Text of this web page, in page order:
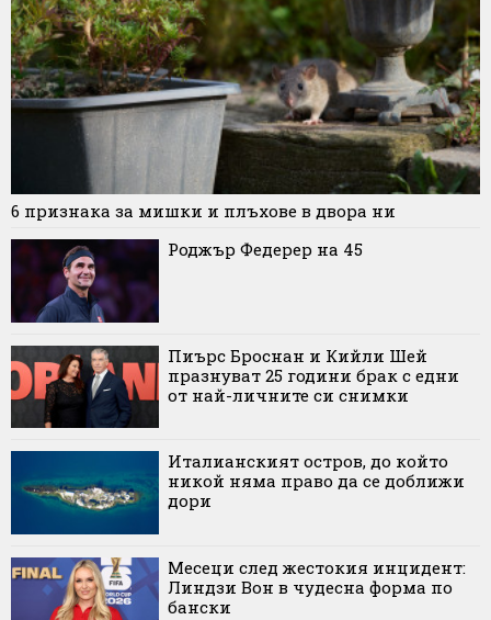
6 признака за мишки и плъхове в двора ни
Роджър Федерер на 45
Пиърс Броснан и Кийли Шей
празнуват 25 години брак с едни
от най-личните си снимки
Италианският остров, до който
никой няма право да се доближи
дори
Месеци след жестокия инцидент:
Линдзи Вон в чудесна форма по
бански